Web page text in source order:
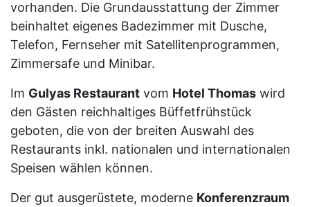
vorhanden. Die Grundausstattung der Zimmer
beinhaltet eigenes Badezimmer mit Dusche,
Telefon, Fernseher mit Satellitenprogrammen,
Zimmersafe und Minibar.
Im Gulyas Restaurant vom Hotel Thomas wird
den Gästen reichhaltiges Büffetfrühstück
geboten, die von der breiten Auswahl des
Restaurants inkl. nationalen und internationalen
Speisen wählen können.
Der gut ausgerüstete, moderne Konferenzraum